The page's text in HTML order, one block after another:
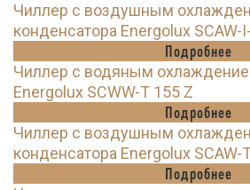
Чиллер с воздушным
конденсатора Energolux SCAW-
Подробнее
Чиллер с водяным
Energolux SCWW-T 155 Z
Подробнее
Чиллер с воздушным
конденсатора Energolux SCAW-
Подробнее